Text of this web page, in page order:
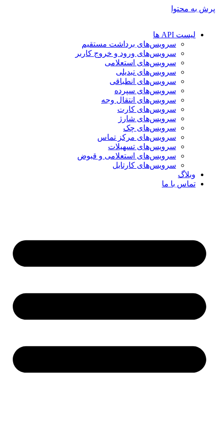
پرش به محتوا
لیست API ها
سرویس‌های برداشت مستقیم
سرویس‌های ورود و خروج کاربر
سرویس‌های استعلامی
سرویس‌های تبدیلی
سرویس‌های انطباقی
سرویس‌های سپرده
سرویس‌های انتقال وجه
سرویس‌های کارت
سرویس‌های شارژ
سرویس‌های چک
سرویس‌های مرکز تماس
سرویس‌های تسهیلات
سرویس‌های استعلامی و قبوض
سرویس‌های کارتابل
وبلاگ
تماس با ما